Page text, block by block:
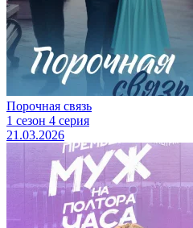
Порочная связь
1 сезон 4 серия
21.03.2026